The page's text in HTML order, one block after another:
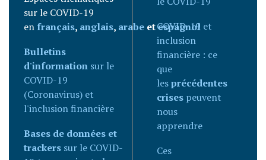
sur le COVID-19
en français, anglais, arabe etespagnol
Bulletins
d'information sur le
COVID-19
(Coronavirus) et
l'inclusion financière
Bases de données et
trackers sur le COVID-
COVID-19 et
inclusion
financière : ce
que
lesprécédentes
crises peuvent
nous
apprendre
Ces